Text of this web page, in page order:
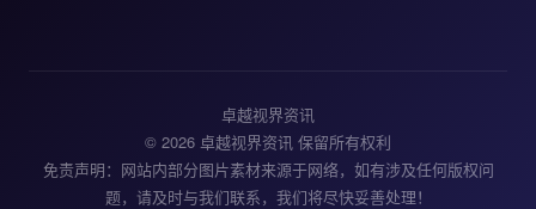
卓越视界资讯
© 2026 卓越视界资讯 保留所有权利
免责声明：网站内部分图片素材来源于网络，如有涉及任何版权问
题，请及时与我们联系，我们将尽快妥善处理！